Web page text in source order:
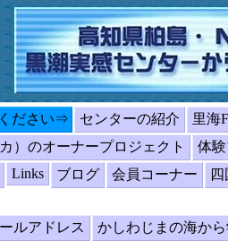
ださい⇒ センターの紹介
里海
）のオーナープロジェクト
体
Links ブログ 会員コーナー
ルアドレス かしわじまの海か